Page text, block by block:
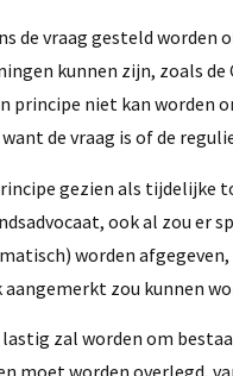
de vraag gesteld
kunnen zijn, zoals
principe niet kan worden
de vraag is of de
gezien als
ook al zou
worden
zou kunnen
zal worden om